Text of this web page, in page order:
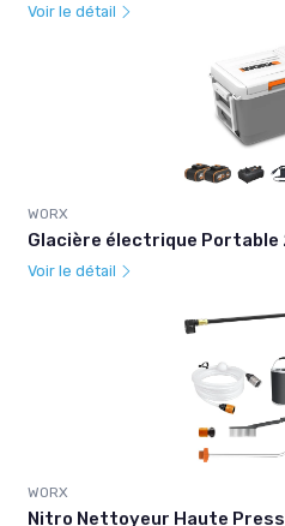
Voir le détail
WORX
Glacière électrique Portable
Voir le détail
WORX
Nitro Nettoyeur Haute